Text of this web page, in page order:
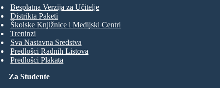
Za Studente
Besplatna Verzija za Učitelje
Distrikta Paketi
Školske Knjižnice i Medijski Centri
Treninzi
Sva Nastavna Sredstva
Predlošci Radnih Listova
Predlošci Plakata